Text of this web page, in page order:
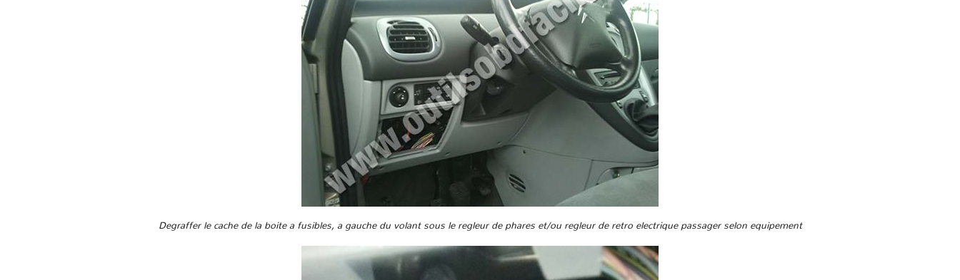
Degraffer le cache de la boite a fusibles, a gauche du volant sous le regleur de phares et/ou regleur de retro electrique passager selon equipement